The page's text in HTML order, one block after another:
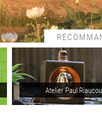
Atelier Paul